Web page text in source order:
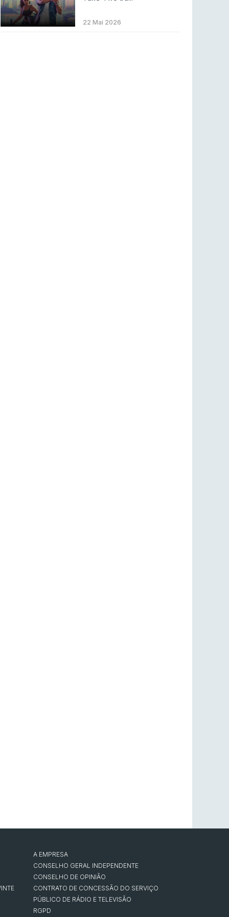
Setembro recheado de LANs em Portugal
22 Mai 2026
A EMPRESA
CONSELHO GERAL INDEPENDENTE
CONSELHO DE OPINIÃO
CONTRATO DE CONCESSÃO DO SERVIÇO
PÚBLICO DE RÁDIO E TELEVISÃO
RGPD